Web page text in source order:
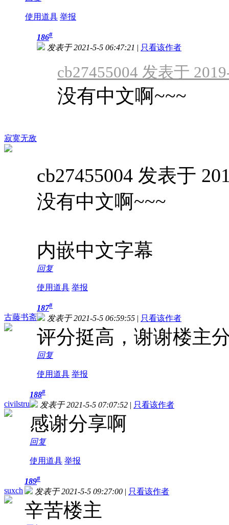
使用道具 举报
寂寞无敌
186#
发表于 2021-5-5 06:47:21 | 只看该作者
cb27455004 发表于
没有中文啊~~~
cb27455004 发表于
没有中文啊~~~
内嵌中文字幕
回复
使用道具 举报
古藤书斋
187#
发表于 2021-5-5 06:59:55 | 只看该作者
评分挺高，谢谢楼主
回复
使用道具 举报
civilstru
188#
发表于 2021-5-5 07:07:52 | 只看该作者
感谢分享啊
回复
使用道具 举报
suxch
189#
发表于 2021-5-5 09:27:00 | 只看该作者
辛苦楼主